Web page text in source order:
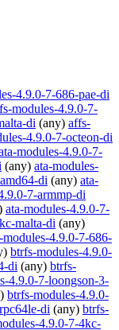
4.9.0-7-686-pae-di
modules-4.9.0-7-
di (any) affs-
4.9.0-7-octeon-di
modules-4.9.0-7-
(any) ata-modules-
di (any) ata-
7-armmp-di
ata-modules-4.9.0-7-
malta-di (any)
modules-4.9.0-7-686-
btrfs-modules-4.9.0-
di (any) btrfs-
4.9.0-7-loongson-3-
btrfs-modules-4.9.0-
di (any) btrfs-
4.9.0-7-4kc-